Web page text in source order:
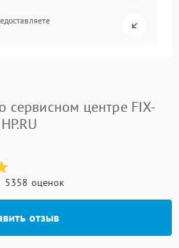
сервисном центре FIX-
HP.RU
5358 оценок
отзыв